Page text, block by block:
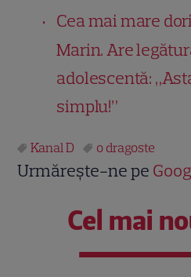
Cea mai mare
Marin. Are
adolescentă:
simplu!”
Kanal D o dragoste
Urmărește-ne pe
Cel mai